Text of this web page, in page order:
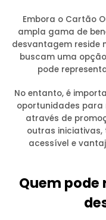
Embora o Cartão
ampla gama de
desvantagem reside
buscam uma
pode
No entanto, é
oportunidades para
através de
outras
acessível e
Quem